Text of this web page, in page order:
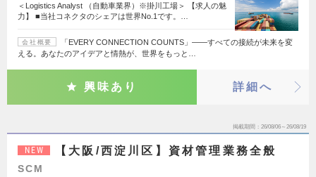
＜Logistics Analyst （自動車業界）※掛川工場＞ 【求人の魅
力】 ■当社コネクタのシェアは世界No.1です。…
会社概要
「EVERY CONNECTION COUNTS」――すべての接続が未来を変
える。あなたのアイデアと情熱が、世界をもっと…
興味あり 詳細へ
掲載期間 26/08/06～26/08/19
NEW 【大阪/西淀川区】資材管理業務全般
SCM